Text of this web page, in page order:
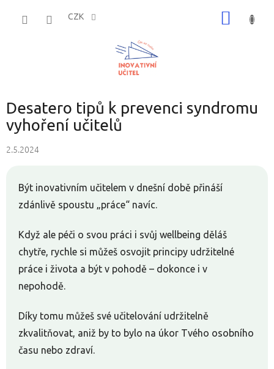
CZK
Desatero tipů k prevenci syndromu
vyhoření učitelů
2.5.2024
Být inovativním učitelem v dnešní době přináší
zdánlivě spoustu „práce“ navíc.
Když ale péči o svou práci i svůj wellbeing děláš
chytře, rychle si můžeš osvojit principy udržitelné
práce i života a být v pohodě – dokonce i v
nepohodě.
Díky tomu můžeš své učitelování udržitelně
zkvalitňovat, aniž by to bylo na úkor Tvého osobního
času nebo zdraví.